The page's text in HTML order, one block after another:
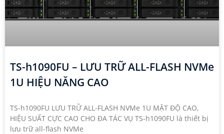
TS-h1090FU – LƯU TRỮ ALL-FLASH NVMe
1U HIỆU NĂNG CAO
TS-h1090FU LƯU TRỮ ALL-FLASH NVMe 1U MẬT ĐỘ CAO,
HIỆU SUẤT CỰC CAO CHO ĐA TÁC VỤ TS-h1090FU là thiết bị
lưu trữ all-flash NVMe